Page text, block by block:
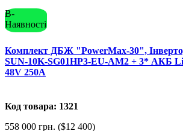
В-
Наявності
Комплект ДБЖ "PowerMax-30",
SUN-10K-SG01HP3-EU-AM2 + 3* АКБ
48V 250A
Код товара: 1321
558 000 грн. ($12 400)